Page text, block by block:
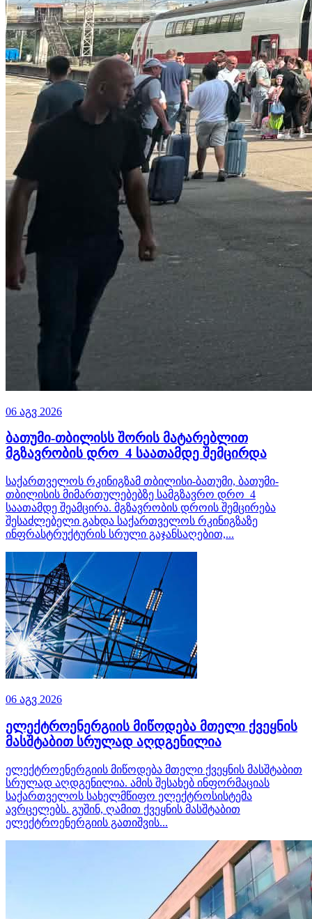
06 აგვ 2026
ბათუმი-თბილისს შორის მატარებლით
მგზავრობის დრო 4 საათამდე შემცირდა
საქართველოს რკინიგზამ თბილისი-ბათუმი, ბათუმი-
თბილისის მიმართულებებზე სამგზავრო დრო 4
საათამდე შეამცირა. მგზავრობის დროის შემცირება
შესაძლებელი გახდა საქართველოს რკინიგზაზე
ინფრასტრუქტურის სრული გაჯანსაღებით,...
06 აგვ 2026
ელექტროენერგიის მიწოდება მთელი ქვეყნის
მასშტაბით სრულად აღდგენილია
ელექტროენერგიის მიწოდება მთელი ქვეყნის მასშტაბით
სრულად აღდგენილია. ამის შესახებ ინფორმაციას
საქართველოს სახელმწიფო ელექტროსისტემა
ავრცელებს. გუშინ, ღამით ქვეყნის მასშტაბით
ელექტროენერგიის გათიშვის...